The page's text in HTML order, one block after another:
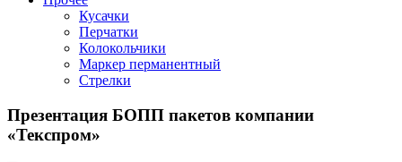
Кусачки
Перчатки
Колокольчики
Маркер перманентный
Стрелки
Презентация БОПП пакетов компании
«Текспром»